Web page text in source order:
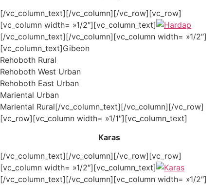
[/vc_column_text][/vc_column][/vc_row][vc_row]
[vc_column width= »1/2″][vc_column_text]
[/vc_column_text][/vc_column][vc_column width= »1/2″]
[vc_column_text]Gibeon
Rehoboth Rural
Rehoboth West Urban
Rehoboth East Urban
Mariental Urban
Mariental Rural[/vc_column_text][/vc_column][/vc_row]
[vc_row][vc_column width= »1/1″][vc_column_text]
Karas
[/vc_column_text][/vc_column][/vc_row][vc_row]
[vc_column width= »1/2″][vc_column_text]
[/vc_column_text][/vc_column][vc_column width= »1/2″]